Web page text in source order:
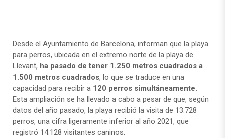
Desde el Ayuntamiento de Barcelona, informan que la playa
para perros, ubicada en el extremo norte de la playa de
Llevant, ha pasado de tener 1.250 metros cuadrados a
1.500 metros cuadrados, lo que se traduce en una
capacidad para recibir a 120 perros simultáneamente.
Esta ampliación se ha llevado a cabo a pesar de que, según
datos del año pasado, la playa recibió la visita de 13.728
perros, una cifra ligeramente inferior al año 2021, que
registró 14.128 visitantes caninos.